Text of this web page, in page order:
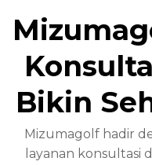
Bikin
Mizumagolf hadir
layanan